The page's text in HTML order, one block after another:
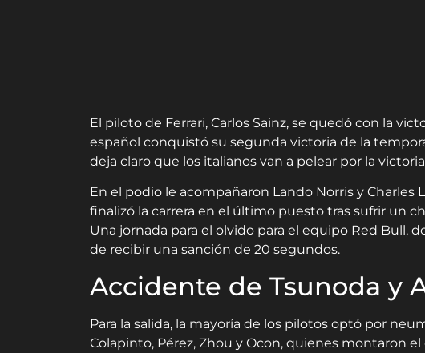
El piloto de Ferrari, Carlos Sainz, se quedó con la
español conquistó su segunda victoria de la
deja claro que los italianos van a pelear por la
En el podio le acompañaron Lando Norris y Charles
finalizó la carrera en el último puesto tras sufrir un
Una jornada para el olvido para el equipo Red Bull,
de recibir una sanción de 20 segundos.
Accidente de Tsunoda y
Para la salida, la mayoría de los pilotos optó por
Colapinto, Pérez, Zhou y Ocon, quienes montaron